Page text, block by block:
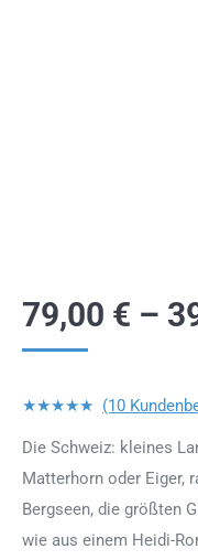
79,00 € –
★★★★★ (10
Die Schweiz: kleines
Matterhorn oder Eiger,
Bergseen, die größten
wie aus einem Heidi-